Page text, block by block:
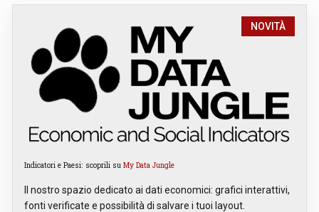
NOVITÀ
Indicatori e Paesi: scoprili su My Data Jungle
Il nostro spazio dedicato ai dati economici: grafici interattivi,
fonti verificate e possibilità di salvare i tuoi layout.